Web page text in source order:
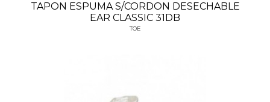
TAPON ESPUMA S/CORDON DESECHABLE
EAR CLASSIC 31DB
TOE